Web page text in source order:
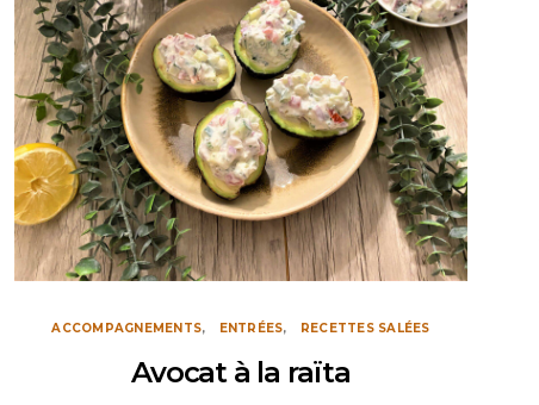
ACCOMPAGNEMENTS ENTRÉES RECETTES SALÉES
Avocat à la raïta